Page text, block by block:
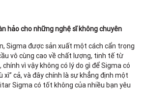
hảo cho những nghệ sĩ không chuyên
Sigma được sản xuất một cách cẩn trọng
vô cùng cao về chất lượng, tinh tế từ
chính vì vậy không có lý do gì để Sigma có
xì” cả, và đây chính là sự khẳng định một
Sigma có tốt không của nhiều bạn yêu